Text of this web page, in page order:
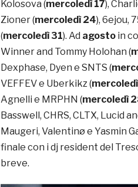
Kolosova (mercoledì 17),
Zioner(mercoledì 24), 6ejou,
(mercoledì 31). Ad agosto in
Winner and Tommy Holohan (
Dexphase, Dyen e SNTS (
VEFFEV e Uberkikz (
Agnelli e MRPHN (mercoledì
Basswell, CHRS, CLTX, Lucid
Maugeri, Valentinø e Yasmin
finale con i dj resident del
breve.